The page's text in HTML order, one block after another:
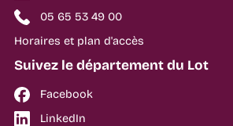
05 65 53 49 00
Horaires et plan d'accès
Suivez le département du Lot
Facebook
LinkedIn